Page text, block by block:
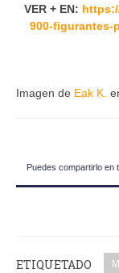
VER + EN:
900-figurantes-
Imagen de Eak K.
Puedes compartirlo en
ETIQUETADO